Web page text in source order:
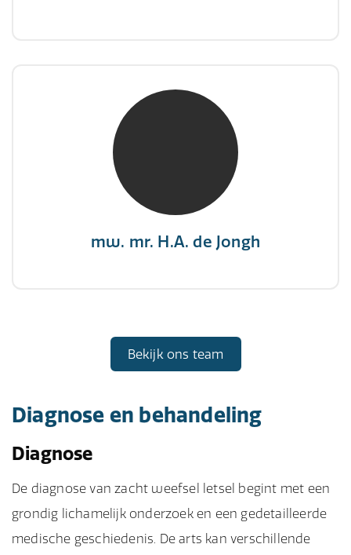
mw. mr. H.A. de Jongh
mw. mr. H.A. de Jongh
NIVRE Register-Expert
"There is no elevator to succes, you need to
Bekijk ons team
Diagnose en behandeling
Diagnose
De diagnose van zacht weefsel letsel begint met een
grondig lichamelijk onderzoek en een gedetailleerde
medische geschiedenis. De arts kan verschillende